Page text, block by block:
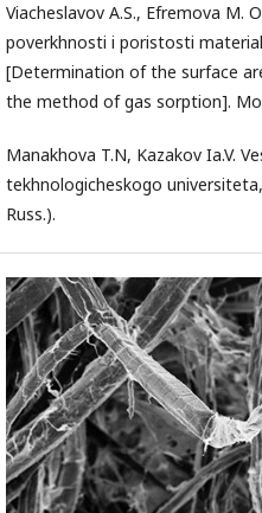
Viacheslavov A.S., Efremova M.
poverkhnosti i poristosti
[Determination of the surface
the method of gas sorption].
Manakhova T.N, Kazakov Ia.V.
tekhnologicheskogo
Russ.).